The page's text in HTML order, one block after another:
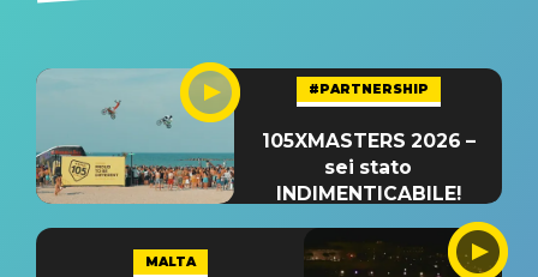
#PARTNERSHIP
105XMASTERS 2026 –
sei stato
INDIMENTICABILE!
MALTA